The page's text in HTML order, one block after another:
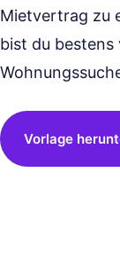
Mietvertrag zu
bist du
Vorlage